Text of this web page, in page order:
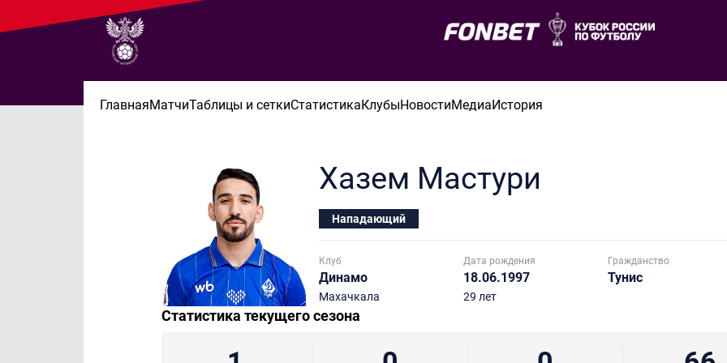
ГлавнаяМатчиТаблицы и сеткиСтатистикаКлубыНовостиМедиаИстория
Хазем Мастури
Нападающий
Клуб
Динамо
Махачкала
Дата рождения
18.06.1997
29 лет
Гражданство
Тунис
Статистика текущего сезона